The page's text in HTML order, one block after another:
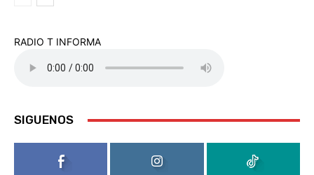
RADIO T INFORMA
SIGUENOS